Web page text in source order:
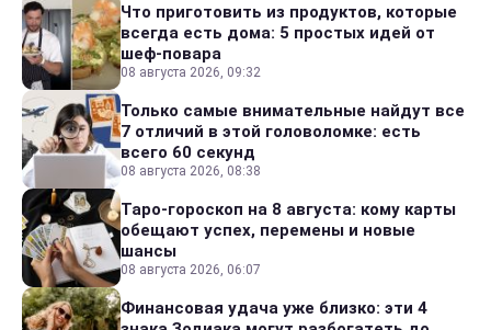
Что приготовить из продуктов, которые
всегда есть дома: 5 простых идей от
шеф-повара
08 августа 2026, 09:32
Только самые внимательные найдут все
7 отличий в этой головоломке: есть
всего 60 секунд
08 августа 2026, 08:38
Таро-гороскоп на 8 августа: кому карты
обещают успех, перемены и новые
шансы
08 августа 2026, 06:07
Финансовая удача уже близко: эти 4